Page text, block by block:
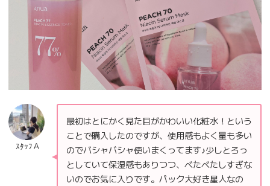
ｽﾀｯﾌＡ
最初はとにかく見た目がかわいい化粧水！という
ことで購入したのですが、使用感もよく量も多い
のでバシャバシャ使いまくってます♪少しとろっ
としていて保湿感もありつつ、べたべたしすぎな
いのでお気に入りです。パック大好き星人なの